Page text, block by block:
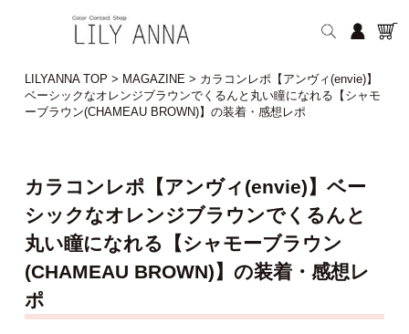
LILYANNA TOP > MAGAZINE> カラコンレポ【アンヴィ(envie)】
ベーシックなオレンジブラウンでくるんと丸い瞳になれる【シャモ
ーブラウン(CHAMEAU BROWN)】の装着・感想レポ
カラコンレポ【アンヴィ(envie)】ベー
シックなオレンジブラウンでくるんと
丸い瞳になれる【シャモーブラウン
(CHAMEAU BROWN)】の装着・感想レ
ポ